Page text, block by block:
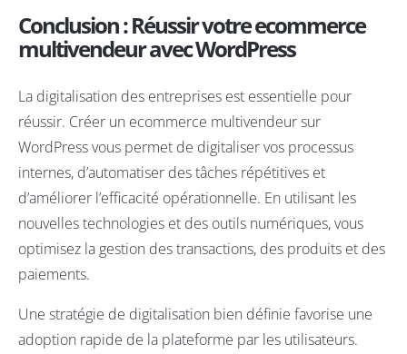
Conclusion : Réussir votre ecommerce
multivendeur avec WordPress
La digitalisation des entreprises est essentielle pour
réussir. Créer un ecommerce multivendeur sur
WordPress vous permet de digitaliser vos processus
internes, d’automatiser des tâches répétitives et
d’améliorer l’efficacité opérationnelle. En utilisant les
nouvelles technologies et des outils numériques, vous
optimisez la gestion des transactions, des produits et des
paiements.
Une stratégie de digitalisation bien définie favorise une
adoption rapide de la plateforme par les utilisateurs.